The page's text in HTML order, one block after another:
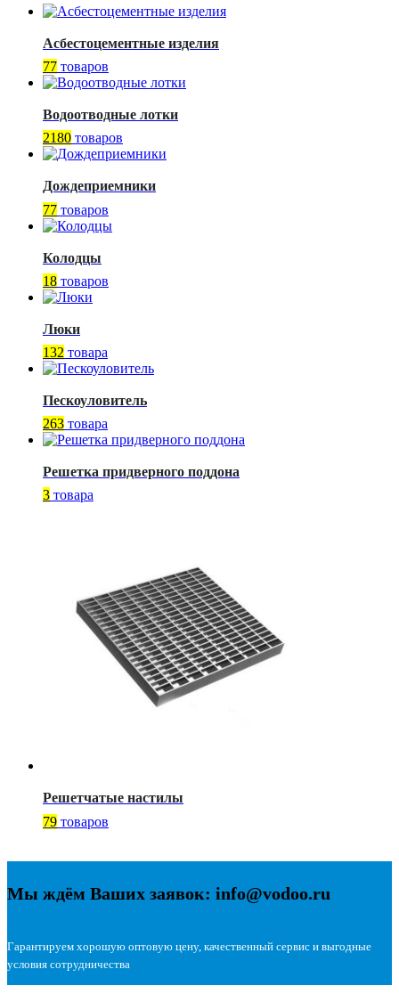
Асбестоцементные изделия
77 товаров
Водоотводные лотки
2180 товаров
Дождеприемники
77 товаров
Колодцы
18 товаров
Люки
132 товара
Пескоуловитель
263 товара
Решетка придверного поддона
3 товара
Решетчатые настилы
79 товаров
Мы ждём Ваших заявок: info@vodoo.ru
Гарантируем хорошую оптовую цену, качественный сервис и выгодные
условия сотрудничества